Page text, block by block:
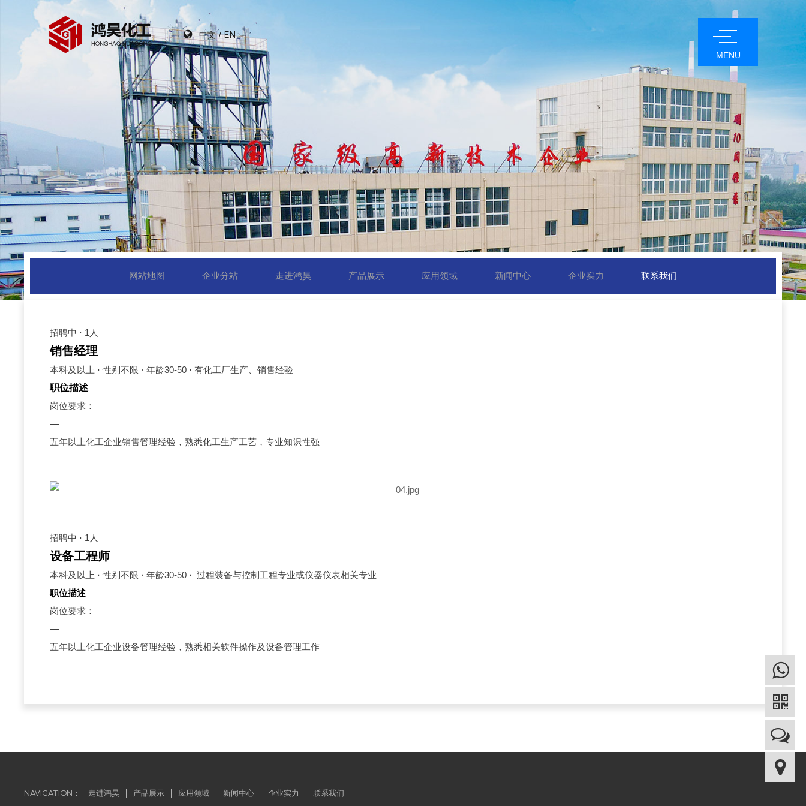
中文/EN
网站地图 企业分站 走进鸿昊 产品展示 应用领域 新闻中心 企业实力 联系我们
招聘中 · 1人
销售经理
本科及以上 ·性别不限 · 年龄30-50 · 有化工厂生产、销售经验
职位描述
岗位要求：
—
五年以上化工企业销售管理经验，熟悉化工生产工艺，专业知识性强
招聘中 · 1人
设备工程师
本科及以上 ·性别不限 · 年龄30-50 · 过程装备与控制工程专业或仪器仪表相关专业
职位描述
岗位要求：
—
五年以上化工企业设备管理经验，熟悉相关软件操作及设备管理工作
NAVIGATION： 走进鸿昊 产品展示 应用领域 新闻中心 企业实力 联系我们